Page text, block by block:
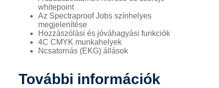
whitepoint
Az Spectraproof Jobs színhelyes
megjelenítése
Hozzászólási és jóváhagyási funkciók
4C CMYK munkahelyek
Ncsatornás (EKG) állások
További információk